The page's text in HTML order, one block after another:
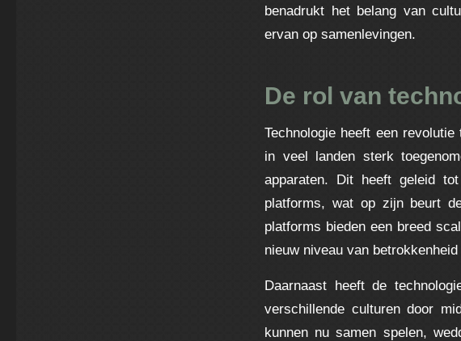
benadrukt het belang van
ervan op samenlevingen.
De rol van
Technologie heeft een
in veel landen sterk
apparaten. Dit heeft geleid
platforms, wat op zijn beurt
platforms bieden een breed
nieuw niveau van betrokkenheid
Daarnaast heeft de
verschillende culturen door
kunnen nu samen spelen,